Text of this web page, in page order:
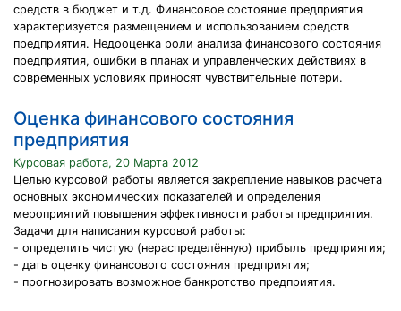
средств в бюджет и т.д. Финансовое состояние предприятия
характеризуется размещением и использованием средств
предприятия. Недооценка роли анализа финансового состояния
предприятия, ошибки в планах и управленческих действиях в
современных условиях приносят чувствительные потери.
Оценка финансового состояния
предприятия
Курсовая работа, 20 Марта 2012
Целью курсовой работы является закрепление навыков расчета
основных экономических показателей и определения
мероприятий повышения эффективности работы предприятия.
Задачи для написания курсовой работы:
- определить чистую (нераспределённую) прибыль предприятия;
- дать оценку финансового состояния предприятия;
- прогнозировать возможное банкротство предприятия.